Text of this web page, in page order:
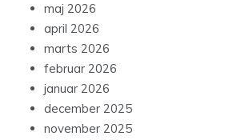
maj 2026
april 2026
marts 2026
februar 2026
januar 2026
december 2025
november 2025